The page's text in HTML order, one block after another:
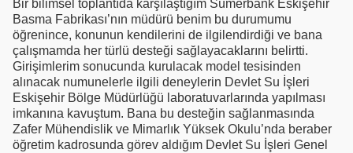
Bir bilimsel toplantıda karşılaştığım Sümerbank Eskişehir
Basma Fabrikası’nın müdürü benim bu durumumu
öğrenince, konunun kendilerini de ilgilendirdiği ve bana
çalışmamda her türlü desteği sağlayacaklarını belirtti.
Girişimlerim sonucunda kurulacak model tesisinden
alınacak numunelerle ilgili deneylerin Devlet Su İşleri
Eskişehir Bölge Müdürlüğü laboratuvarlarında yapılması
imkanına kavuştum. Bana bu desteğin sağlanmasında
Zafer Mühendislik ve Mimarlık Yüksek Okulu’nda beraber
öğretim kadrosunda görev aldığım Devlet Su İşleri Genel